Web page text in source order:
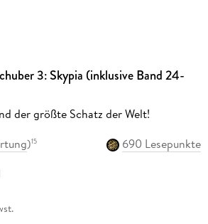
3: Skypia (inklusive Band 24-
der größte Schatz der Welt!
)15
690 Lesepunkte